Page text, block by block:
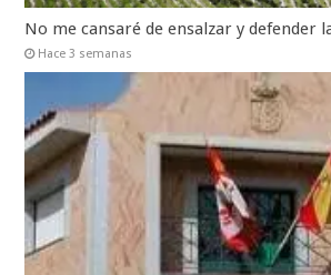
No me cansaré de ensalzar y defender
Hace 3 semanas